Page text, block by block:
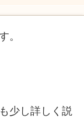
。
少し詳しく説